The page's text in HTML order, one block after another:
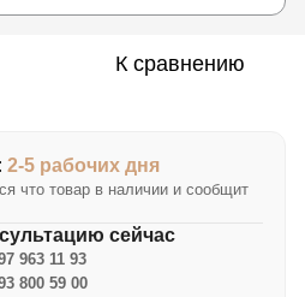
К сравнению
2-5 рабочих дня
что товар в наличии и сообщит
сейчас
963 11 93
800 59 00